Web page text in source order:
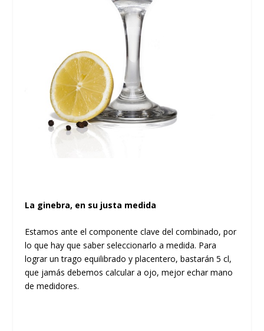
La ginebra, en su justa medida
Estamos ante el componente clave del combinado, por
lo que hay que saber seleccionarlo a medida. Para
lograr un trago equilibrado y placentero, bastarán 5 cl,
que jamás debemos calcular a ojo, mejor echar mano
de medidores.